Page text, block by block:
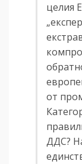
целия
от
ДДС?